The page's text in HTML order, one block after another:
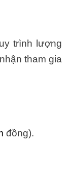
trình lượng
tham gia
đồng).